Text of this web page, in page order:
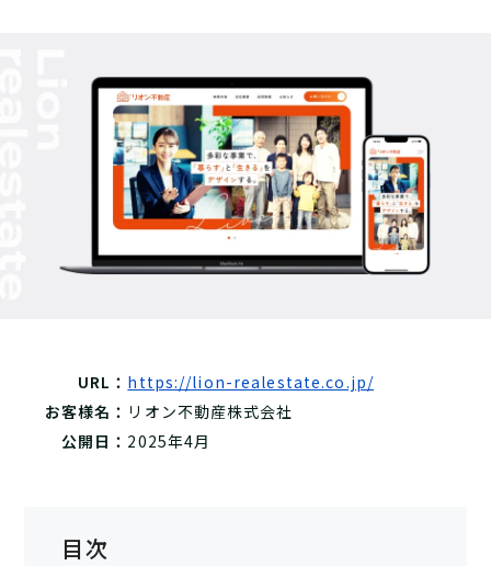
URL： https://lion-realestate.co.jp/
お客様名： リオン不動産株式会社
公開日： 2025年4月
目次